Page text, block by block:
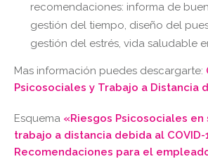
recomendaciones: informa de
gestión del tiempo, diseño del
gestión del estrés, vida saludable
Mas información puedes descargarte:
Psicosociales y Trabajo a Distancia
Esquema «Riesgos Psicosociales en
trabajo a distancia debida al COVID-
Recomendaciones para el